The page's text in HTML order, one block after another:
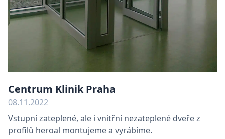
Centrum Klinik Praha
08.11.2022
Vstupní zateplené, ale i vnitřní nezateplené dveře z
profilů heroal montujeme a vyrábíme.